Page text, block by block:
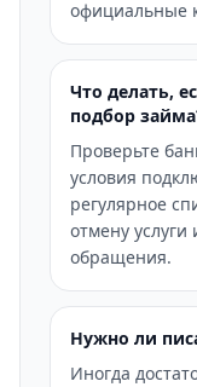
официальные
Что делать,
подбор
Проверьте
условия
регулярное
отмену
обращения.
Нужно ли
Иногда